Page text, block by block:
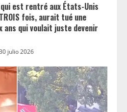
est rentré aux États-Unis
fois, aurait tué une
qui voulait juste devenir
julio 2026